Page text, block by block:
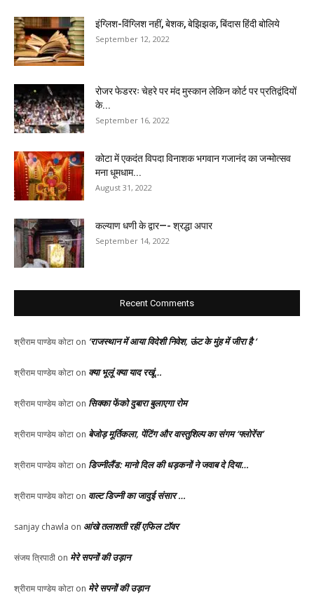
इंग्लिश-विंग्लिश नहीं, बेशक, बेझिझक, बिंदास हिंदी बोलिये
September 12, 2022
रोजर फेडररः चेहरे पर मंद मुस्कान लेकिन कोर्ट पर प्रतिद्वंदियों
के...
September 16, 2022
कोटा में एकदंत विपदा विनाशक भगवान गजानंद का जन्मोत्सव
मना धूमधाम...
August 31, 2022
कल्याण धणी के द्वार—- श्रद्धा अपार
September 14, 2022
Recent Comments
श्रीराम पाण्डेय कोटा on ‘राजस्थान में आया विदेशी निवेश, ऊंट के मुंह में जीरा है ‘
श्रीराम पाण्डेय कोटा on क्या भूलूं क्या याद रखूं…
श्रीराम पाण्डेय कोटा on सिक्का फेंको दुबारा बुलाएगा रोम
श्रीराम पाण्डेय कोटा on बेजोड़ मूर्तिकला, पेंटिंग और वास्तुशिल्प का संगम ‘फ्लोरेंस’
श्रीराम पाण्डेय कोटा on डिज्नीलैंड: मानो दिल की धड़कनों ने जवाब दे दिया…
श्रीराम पाण्डेय कोटा on वाल्ट डिज्नी का जादुई संसार …
sanjay chawla on आंखे तलाशती रहीं एफिल टॉवर
संजय त्रिपाठी on मेरे सपनों की उड़ान
श्रीराम पाण्डेय कोटा on मेरे सपनों की उड़ान